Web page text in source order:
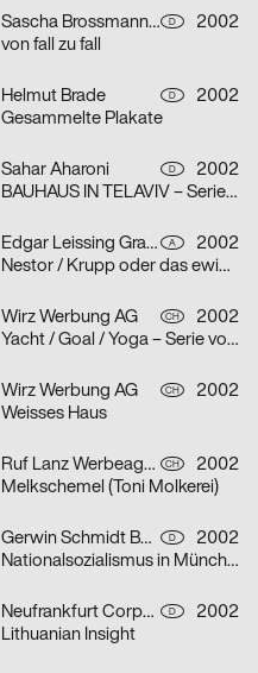
Sascha Brossmann, Heike Grebin, Nina Lehmann D
2002
von fall zu fall
Helmut Brade D
2002
Gesammelte Plakate
Sahar Aharoni D
2002
BAUHAUS IN TELAVIV – Serie von drei Plakaten
Edgar Leissing Grafik Design A
2002
Nestor / Krupp oder das ewige Leben / Hartes Herz – Serie von drei Plakaten
Wirz Werbung AG CH
2002
Yacht / Goal / Yoga – Serie von drei Plakaten
Wirz Werbung AG CH
2002
Weisses Haus
Ruf Lanz Werbeagentur AG CH
2002
Melkschemel (Toni Molkerei)
Gerwin Schmidt Büro für visuelle Gestaltung D
2002
Nationalsozialismus in München
Neufrankfurt Corporate Design GmbH D
2002
Lithuanian Insight